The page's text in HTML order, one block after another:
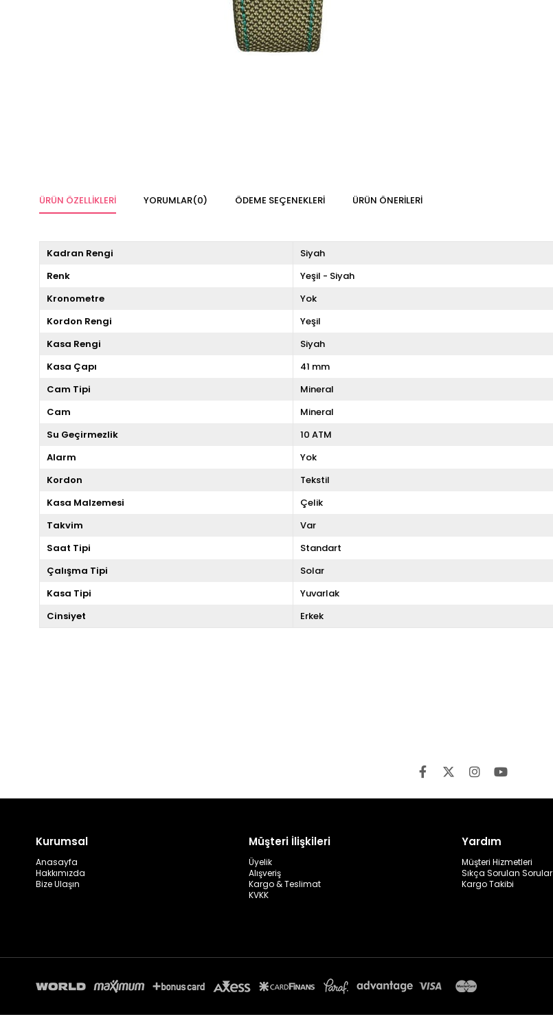
ÜRÜN ÖZELLIKLERI YORUMLAR(0) ÖDEME SEÇENEKLERI ÜRÜN ÖNERILERI
Kadran Rengi
Siyah
Renk
Yeşil - Siyah
Kronometre
Yok
Kordon Rengi
Yeşil
Kasa Rengi
Siyah
Kasa Çapı
41 mm
Cam Tipi
Mineral
Cam
Mineral
Su Geçirmezlik
10 ATM
Alarm
Yok
Kordon
Tekstil
Kasa Malzemesi
Çelik
Takvim
Var
Saat Tipi
Standart
Çalışma Tipi
Solar
Kasa Tipi
Yuvarlak
Cinsiyet
Erkek
Kurumsal
Anasayfa
Hakkımızda
Bize Ulaşın
Müşteri İlişkileri
Üyelik
Alışveriş
Kargo & Teslimat
KVKK
Yardım
Müşteri Hizmetleri
Sıkça Sorulan Sorular
Kargo Takibi